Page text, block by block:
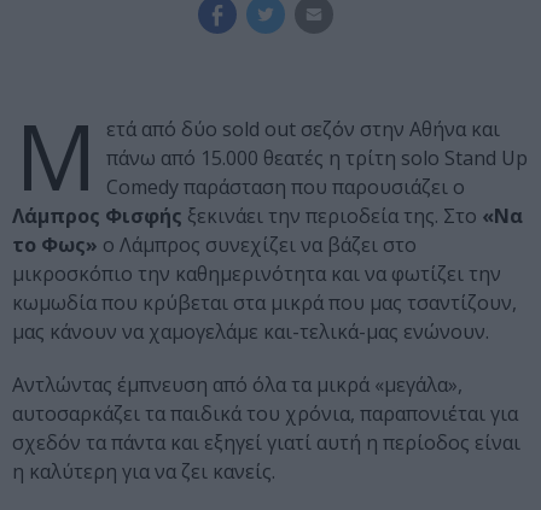
Μ
ετά από δύο sold out σεζόν στην Αθήνα και
πάνω από 15.000 θεατές η τρίτη solo Stand Up
Comedy παράσταση που παρουσιάζει ο
Λάμπρος Φισφής ξεκινάει την περιοδεία της. Στο «Να
το Φως» ο Λάμπρος συνεχίζει να βάζει στο
μικροσκόπιο την καθημερινότητα και να φωτίζει την
κωμωδία που κρύβεται στα μικρά που μας τσαντίζουν,
μας κάνουν να χαμογελάμε και-τελικά-μας ενώνουν.
Αντλώντας έμπνευση από όλα τα μικρά «μεγάλα»,
αυτοσαρκάζει τα παιδικά του χρόνια, παραπονιέται για
σχεδόν τα πάντα και εξηγεί γιατί αυτή η περίοδος είναι
η καλύτερη για να ζει κανείς.